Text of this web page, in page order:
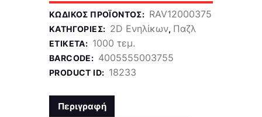
ΚΩΔΙΚΌΣ ΠΡΟΪΌΝΤΟΣ: RAV12000375
ΚΑΤΗΓΟΡΊΕΣ: 2D Ενηλίκων, Παζλ
ΕΤΙΚΈΤΑ: 1000 τεμ.
BARCODE: 4005555003755
PRODUCT ID: 18233
Περιγραφή